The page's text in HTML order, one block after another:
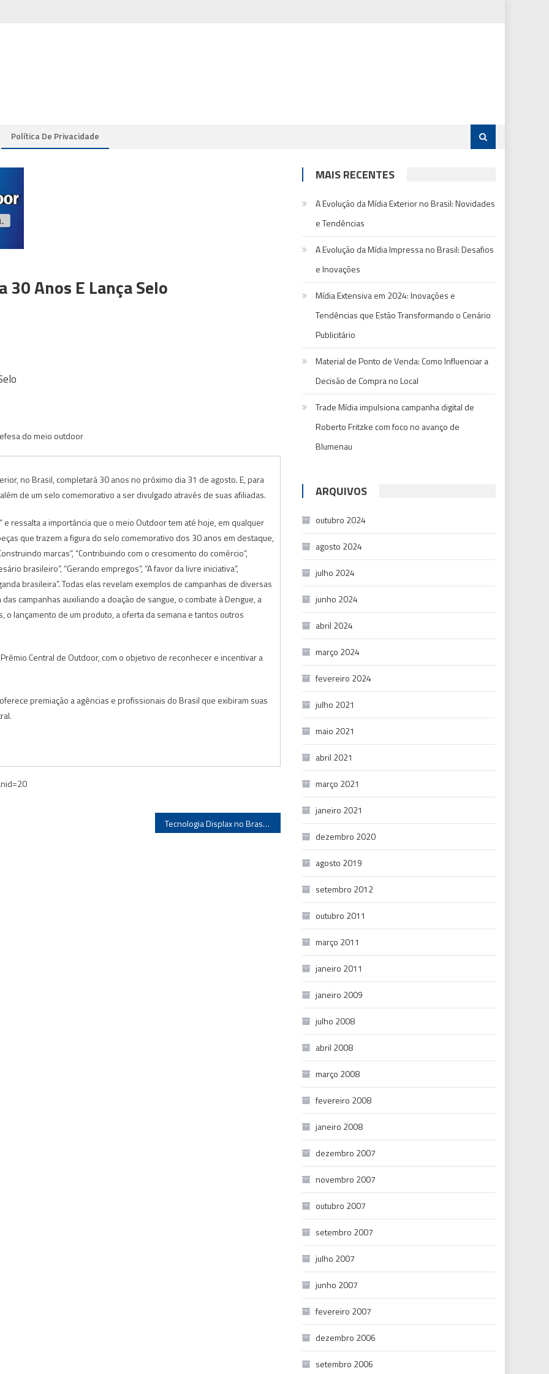
Política De Privacidade
Anos E Lança Selo
do meio outdoor
no Brasil, completará 30 anos no próximo dia 31 de agosto. E, para
de um selo comemorativo a ser divulgado através de suas afiliadas.
ressalta a importância que o meio Outdoor tem até hoje, em qualquer
que trazem a figura do selo comemorativo dos 30 anos em destaque,
marcas”, “Contribuindo com o crescimento do comércio”,
brasileiro”, “Gerando empregos”, “A favor da livre iniciativa”,
brasileira”. Todas elas revelam exemplos de campanhas de diversas
campanhas auxiliando a doação de sangue, o combate à Dengue, a
o lançamento de um produto, a oferta da semana e tantos outros
Central de Outdoor, com o objetivo de reconhecer e incentivar a
premiação a agências e profissionais do Brasil que exibiram suas
Tecnologia Displax no Brasil
MAIS RECENTES
A Evolução da Mídia Exterior no Brasil: Novidades
e Tendências
A Evolução da Mídia Impressa no Brasil: Desafios
e Inovações
Mídia Extensiva em 2024: Inovações e
Tendências que Estão Transformando o Cenário
Publicitário
Material de Ponto de Venda: Como Influenciar a
Decisão de Compra no Local
Trade Mídia impulsiona campanha digital de
Roberto Fritzke com foco no avanço de
Blumenau
ARQUIVOS
outubro 2024
agosto 2024
julho 2024
junho 2024
abril 2024
março 2024
fevereiro 2024
julho 2021
maio 2021
abril 2021
março 2021
janeiro 2021
dezembro 2020
agosto 2019
setembro 2012
outubro 2011
março 2011
janeiro 2011
janeiro 2009
julho 2008
abril 2008
março 2008
fevereiro 2008
janeiro 2008
dezembro 2007
novembro 2007
outubro 2007
setembro 2007
julho 2007
junho 2007
fevereiro 2007
dezembro 2006
setembro 2006